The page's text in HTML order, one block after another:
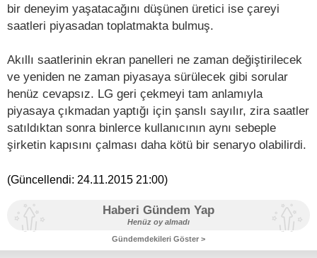
bir deneyim yaşatacağını düşünen üretici ise çareyi
saatleri piyasadan toplatmakta bulmuş.
Akıllı saatlerinin ekran panelleri ne zaman değiştirilecek
ve yeniden ne zaman piyasaya sürülecek gibi sorular
henüz cevapsız. LG geri çekmeyi tam anlamıyla
piyasaya çıkmadan yaptığı için şanslı sayılır, zira saatler
satıldıktan sonra binlerce kullanıcının aynı sebeple
şirketin kapısını çalması daha kötü bir senaryo olabilirdi.
(Güncellendi: 24.11.2015 21:00)
Haberi Gündem Yap
Henüz oy almadı
Gündemdekileri Göster >